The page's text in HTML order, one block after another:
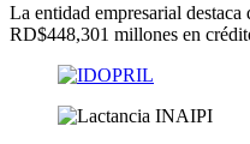
La entidad empresarial destaca
RD$448,301 millones en